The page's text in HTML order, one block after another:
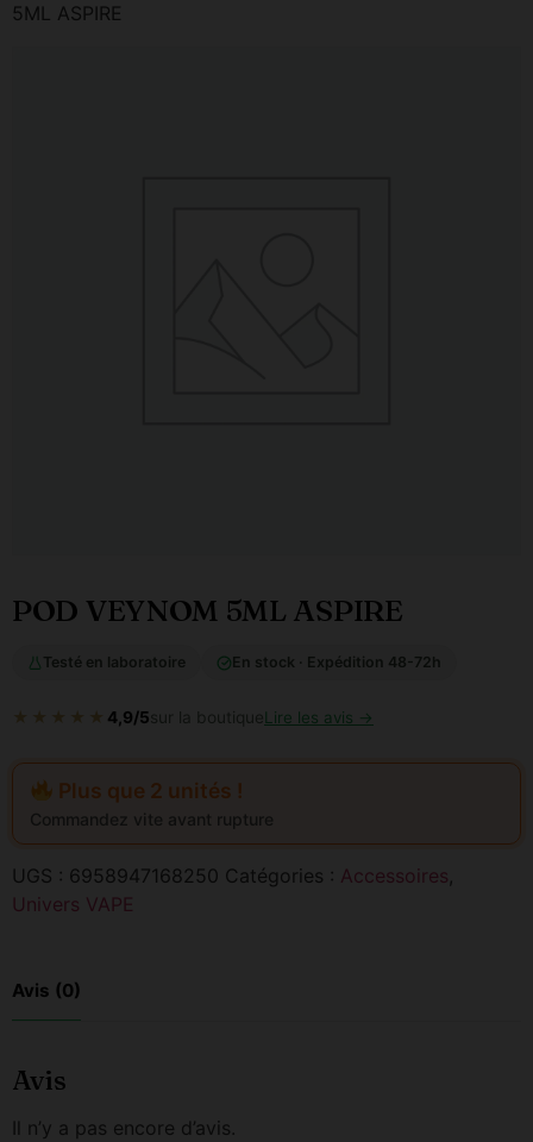
5ML ASPIRE
POD VEYNOM 5ML ASPIRE
Testé en laboratoire En stock · Expédition 48-72h
★★★★★ 4,9/5sur la boutiqueLire les avis →
Plus que 2 unités !
Commandez vite avant rupture
UGS : 6958947168250 Catégories : Accessoires,
Univers VAPE
Avis (0)
Avis
Il n’y a pas encore d’avis.